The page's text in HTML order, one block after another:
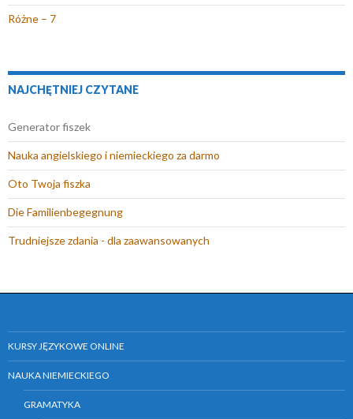
Różne – 7
NAJCHĘTNIEJ CZYTANE
Generator fiszek
Nauka angielskiego i niemieckiego za darmo
Oto Twoja fiszka
Die Familienbegegnung
Trudniejsze zdania - dla zaawansowanych
KURSY JĘZYKOWE ONLINE
NAUKA NIEMIECKIEGO
GRAMATYKA